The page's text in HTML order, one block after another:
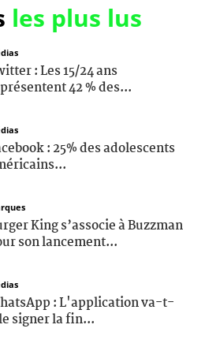
les plus lus
: Les 15/24 ans
42 % des...
: 25% des adolescents
King s’associe à Buzzman
son lancement...
: L'application va-t-
signer la fin...